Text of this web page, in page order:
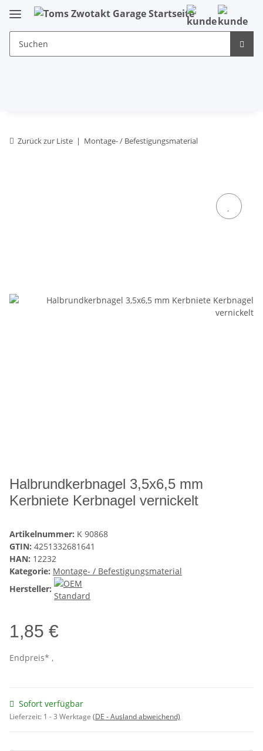
Zurück zur Liste Montage- / Befestigungsmaterial
Halbrundkerbnagel 3,5x6,5 mm
Kerbniete Kerbnagel vernickelt
Artikelnummer: K 90868
GTIN: 4251332681641
HAN: 12232
Kategorie: Montage- / Befestigungsmaterial
Hersteller:
1,85 €
Endpreis* ,
Sofort verfügbar
Lieferzeit: 1 - 3 Werktage (DE - Ausland abweichend)